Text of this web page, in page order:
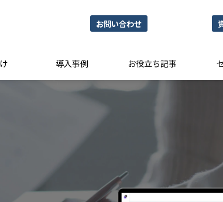
お問い合わせ
導入事例 お役立ち記事